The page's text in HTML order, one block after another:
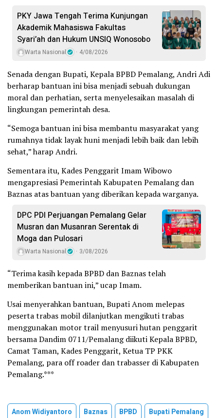
PKY Jawa Tengah Terima Kunjungan
Akademik Mahasiswa Fakultas
Syari’ah dan Hukum UNSIQ Wonosobo
Warta Nasional 4/08/2026
Senada dengan Bupati, Kepala BPBD Pemalang, Andri Adi
berharap bantuan ini bisa menjadi sebuah dukungan
moral dan perhatian, serta menyelesaikan masalah di
lingkungan pemerintah desa.
“Semoga bantuan ini bisa membantu masyarakat yang
rumahnya tidak layak huni menjadi lebih baik dan lebih
sehat,” harap Andri.
Sementara itu, Kades Penggarit Imam Wibowo
mengapresiasi Pemerintah Kabupaten Pemalang dan
Baznas atas bantuan yang diberikan kepada warganya.
DPC PDI Perjuangan Pemalang Gelar
Musran dan Musanran Serentak di
Moga dan Pulosari
Warta Nasional 3/08/2026
“Terima kasih kepada BPBD dan Baznas telah
memberikan bantuan ini,” ucap Imam.
Usai menyerahkan bantuan, Bupati Anom melepas
peserta trabas mobil dilanjutkan mengikuti trabas
menggunakan motor trail menyusuri hutan penggarit
bersama Dandim 0711/Pemalang diikuti Kepala BPBD,
Camat Taman, Kades Penggarit, Ketua TP PKK
Pemalang, para off roader dan trabasser di Kabupaten
Pemalang.***
Anom Widiyantoro Baznas BPBD Bupati Pemalang